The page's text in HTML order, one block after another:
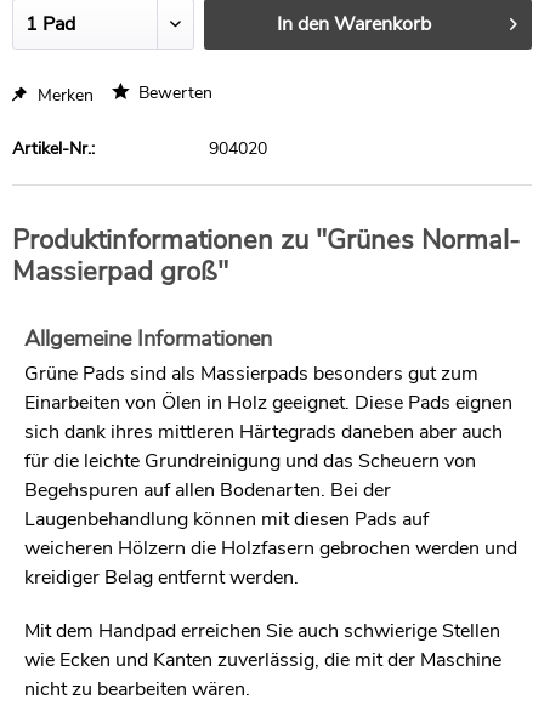
In denWarenkorb
Merken Bewerten
Artikel-Nr.: 904020
Produktinformationen zu "Grünes Normal-
Massierpad groß"
Allgemeine Informationen
Grüne Pads sind als Massierpads besonders gut zum
Einarbeiten von Ölen in Holz geeignet. Diese Pads eignen
sich dank ihres mittleren Härtegrads daneben aber auch
für die leichte Grundreinigung und das Scheuern von
Begehspuren auf allen Bodenarten. Bei der
Laugenbehandlung können mit diesen Pads auf
weicheren Hölzern die Holzfasern gebrochen werden und
kreidiger Belag entfernt werden.
Mit dem Handpad erreichen Sie auch schwierige Stellen
wie Ecken und Kanten zuverlässig, die mit der Maschine
nicht zu bearbeiten wären.